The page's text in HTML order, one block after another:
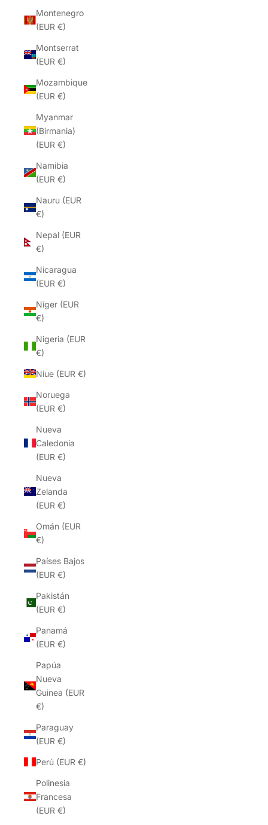
Montenegro
(EUR €)
Montserrat
(EUR €)
Mozambique
(EUR €)
Myanmar
(Birmania)
(EUR €)
Namibia
(EUR €)
Nauru (EUR
€)
Nepal (EUR
€)
Nicaragua
(EUR €)
Níger (EUR
€)
Nigeria (EUR
€)
Niue (EUR €)
Noruega
(EUR €)
Nueva
Caledonia
(EUR €)
Nueva
Zelanda
(EUR €)
Omán (EUR
€)
Países Bajos
(EUR €)
Pakistán
(EUR €)
Panamá
(EUR €)
Papúa
Nueva
Guinea (EUR
€)
Paraguay
(EUR €)
Perú (EUR €)
Polinesia
Francesa
(EUR €)